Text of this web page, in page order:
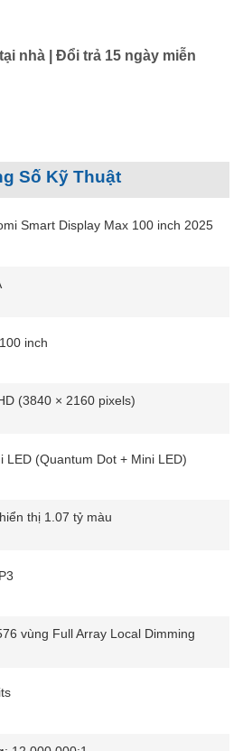
nhà | Đổi trả 15 ngày miễn
Số Kỹ Thuật
Smart Display Max 100 inch 2025
inch
(3840 × 2160 pixels)
LED (Quantum Dot + Mini LED)
thị 1.07 tỷ màu
vùng Full Array Local Dimming